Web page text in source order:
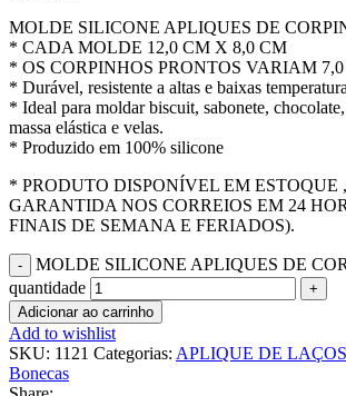
MOLDE SILICONE APLIQUES DE
* CADA MOLDE 12,0 CM X 8,0 CM
* OS CORPINHOS PRONTOS VARIAM
* Durável, resistente a altas e baixas
* Ideal para moldar biscuit, sabonete,
massa elástica e velas.
* Produzido em 100% silicone
* PRODUTO DISPONÍVEL EM ESTOQUE
GARANTIDA NOS CORREIOS EM 24
FINAIS DE SEMANA E FERIADOS).
MOLDE SILICONE APLIQUES DE
quantidade
Adicionar ao carrinho
Add to wishlist
SKU: 1121 Categorias: APLIQUE DE LAÇOS
Bonecas